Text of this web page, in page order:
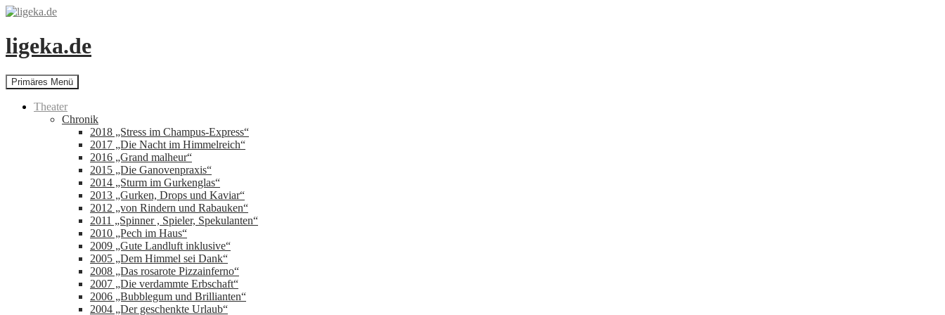
Zum
springen
ligeka.de
Suchen
Primäres Menü
Theater
Chronik
2018 „Stress im Champus-Express“
2017 „Die Nacht im Himmelreich“
2016 „Grand malheur“
2015 „Die Ganovenpraxis“
2014 „Sturm im Gurkenglas“
2013 „Gurken, Drops und Kaviar“
2012 „von Rindern und Rabauken“
2011 „Spinner , Spieler, Spekulanten“
2010 „Pech im Haus“
2009 „Gute Landluft inklusive“
2005 „Dem Himmel sei Dank“
2008 „Das rosarote Pizzainferno“
2007 „Die verdammte Erbschaft“
2006 „Bubblegum und Brillianten“
2004 „Der geschenkte Urlaub“